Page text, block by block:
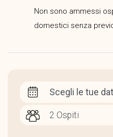
Non sono ammessi
domestici senza
Scegli le tue